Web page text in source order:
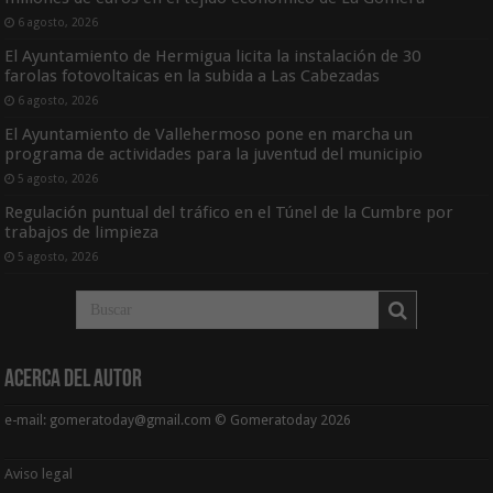
6 agosto, 2026
El Ayuntamiento de Hermigua licita la instalación de 30
farolas fotovoltaicas en la subida a Las Cabezadas
6 agosto, 2026
El Ayuntamiento de Vallehermoso pone en marcha un
programa de actividades para la juventud del municipio
5 agosto, 2026
Regulación puntual del tráfico en el Túnel de la Cumbre por
trabajos de limpieza
5 agosto, 2026
Acerca del Autor
e-mail: gomeratoday@gmail.com © Gomeratoday 2026
Aviso legal